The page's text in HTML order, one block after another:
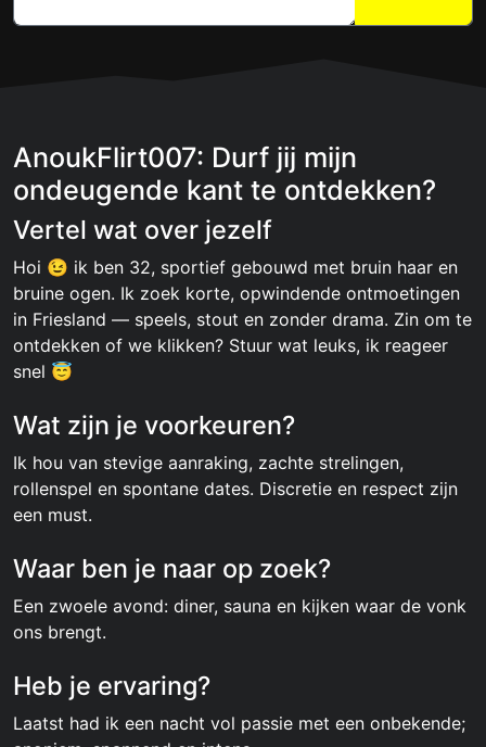
AnoukFlirt007: Durf jij mijn
ondeugende kant te ontdekken?
Vertel wat over jezelf
Hoi 😉 ik ben 32, sportief gebouwd met bruin haar en
bruine ogen. Ik zoek korte, opwindende ontmoetingen
in Friesland — speels, stout en zonder drama. Zin om te
ontdekken of we klikken? Stuur wat leuks, ik reageer
snel 😇
Wat zijn je voorkeuren?
Ik hou van stevige aanraking, zachte strelingen,
rollenspel en spontane dates. Discretie en respect zijn
een must.
Waar ben je naar op zoek?
Een zwoele avond: diner, sauna en kijken waar de vonk
ons brengt.
Heb je ervaring?
Laatst had ik een nacht vol passie met een onbekende;